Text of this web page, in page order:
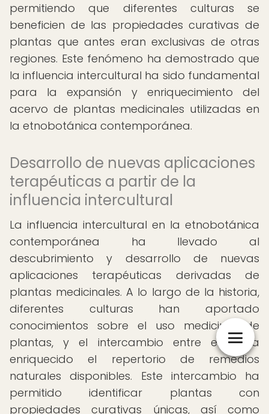
permitiendo que diferentes culturas se
beneficien de las propiedades curativas de
plantas que antes eran exclusivas de otras
regiones. Este fenómeno ha demostrado que
la influencia intercultural ha sido fundamental
para la expansión y enriquecimiento del
acervo de plantas medicinales utilizadas en
la etnobotánica contemporánea.
Desarrollo de nuevas aplicaciones
terapéuticas a partir de la
influencia intercultural
La influencia intercultural en la etnobotánica
contemporánea ha llevado al
descubrimiento y desarrollo de nuevas
aplicaciones terapéuticas derivadas de
plantas medicinales. A lo largo de la historia,
diferentes culturas han aportado
conocimientos sobre el uso medicinal de
plantas, y el intercambio entre ellas ha
enriquecido el repertorio de remedios
naturales disponibles. Este intercambio ha
permitido identificar plantas con
propiedades curativas únicas, así como